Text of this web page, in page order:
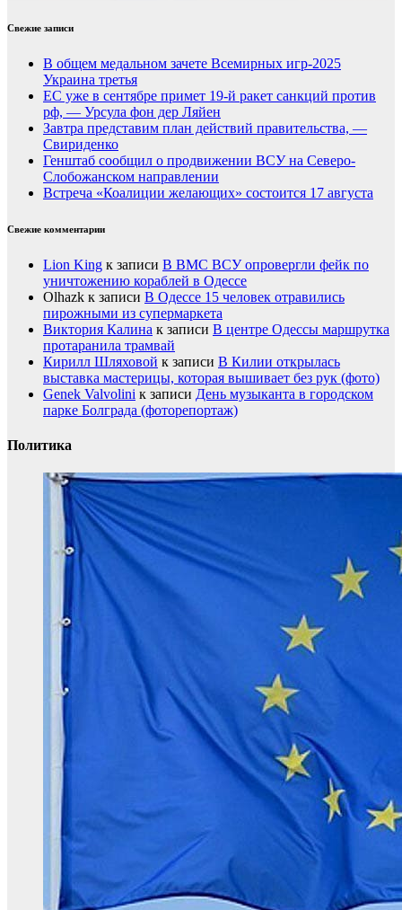
Свежие записи
В общем медальном зачете Всемирных игр-2025
Украина третья
ЕС уже в сентябре примет 19-й ракет санкций против
рф, — Урсула фон дер Ляйен
Завтра представим план действий правительства, —
Свириденко
Генштаб сообщил о продвижении ВСУ на Северо-
Слобожанском направлении
Встреча «Коалиции желающих» состоится 17 августа
Свежие комментарии
Lion King к записи В ВМС ВСУ опровергли фейк по
уничтожению кораблей в Одессе
Olhazk к записи В Одессе 15 человек отравились
пирожными из супермаркета
Виктория Калина к записи В центре Одессы маршрутка
протаранила трамвай
Кирилл Шляховой к записи В Килии открылась
выставка мастерицы, которая вышивает без рук (фото)
Genek Valvolini к записи День музыканта в городском
парке Болграда (фоторепортаж)
Политика